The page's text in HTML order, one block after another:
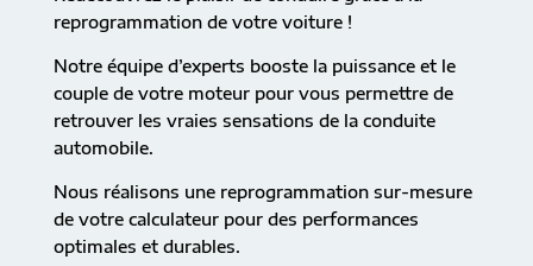
reprogrammation de votre voiture !
Notre équipe d’experts booste la puissance et le
couple de votre moteur pour vous permettre de
retrouver les vraies sensations de la conduite
automobile.
Nous réalisons une reprogrammation sur-mesure
de votre calculateur pour des performances
optimales et durables.